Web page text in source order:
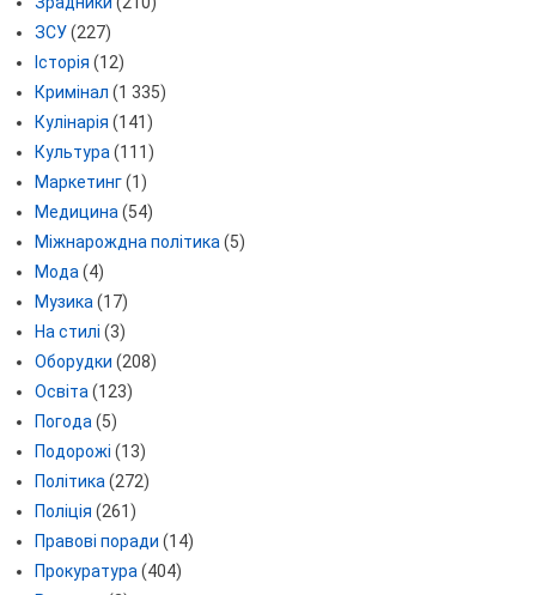
ЗСУ(227)
Історія (12)
Кримінал (1 335)
Кулінарія (141)
Культура (111)
Маркетинг(1)
Медицина (54)
Міжнарождна політика (5)
Мода (4)
Музика (17)
На стилі (3)
Оборудки (208)
Освіта (123)
Погода (5)
Подорожі (13)
Політика (272)
Поліція (261)
Правові поради (14)
Прокуратура (404)